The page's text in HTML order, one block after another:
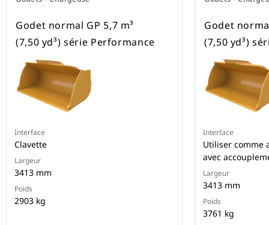
Godet normal GP 5,7 m³
(7,50 yd³) série Performance
Interface
Clavette
Largeur
3413 mm
Poids
2903 kg
Godet
(7,50 yd³)
Interface
Utiliser comme
avec
Largeur
3413 mm
Poids
3761 kg